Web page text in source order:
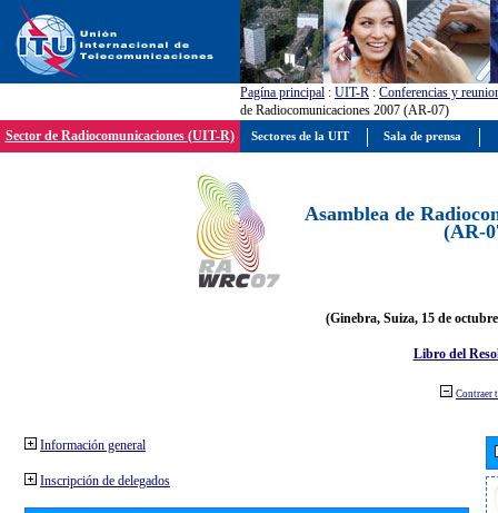
Pagína principal : UIT-R : Conferencias y
de Radiocomunicaciones 2007 (AR-07)
Sector de Radiocomunicaciones (UIT-R)
Asamblea de
(AR-
(Ginebra, Suiza, 15 de
Libro del
Contraer
Información general
Inscripción de delegados
Sectores de la UIT Sala de prensa